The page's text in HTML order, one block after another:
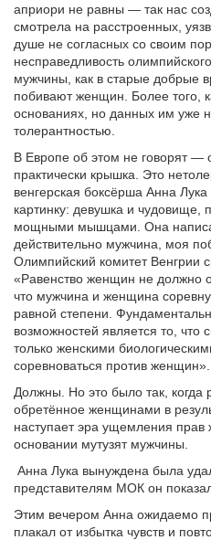
априори не равны — так нас
смотрела на расстроенных,
душе не согласных со своим
несправедливость
мужчины, как в старые добрые
побивают женщин. Более того,
основаниях, но данных им уже
толерантностью.
В Европе об этом не говорят —
практически крышка. Это
венгерская боксёрша Анна
картинку: девушка и чудовище,
мощными мышцами. Она
действительно мужчина, моя
Олимпийский комитет Венгрии
«Равенство женщин не должно
что мужчина и женщина
равной степени.
возможностей является то,
только женскими
соревноваться против женщин».
Должны. Но это было так, когда
обретённое женщинами в
наступает эра ущемления
основании мутузят мужчины.
Анна Лука вынуждена была
представителям МОК он
Этим вечером Анна ожидаемо
плакал от избытка чувств и